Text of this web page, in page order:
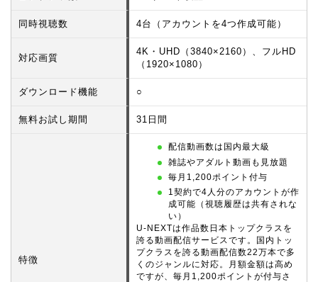
同時視聴数 4台（アカウントを4つ作成可能）
対応画質
4K・UHD（3840×2160）、フルHD
（1920×1080）
ダウンロード機能 ○
無料お試し期間 31日間
特徴
配信動画数は国内最大級
雑誌やアダルト動画も見放題
毎月1,200ポイント付与
1契約で4人分のアカウントが作
成可能（視聴履歴は共有されな
い）
U-NEXTは作品数日本トップクラスを
誇る動画配信サービスです。国内トッ
プクラスを誇る動画配信数22万本で多
くのジャンルに対応。月額金額は高め
ですが、毎月1,200ポイントが付与さ